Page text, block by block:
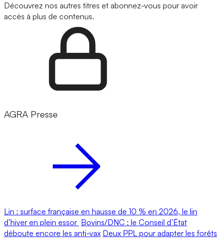
Découvrez nos autres titres et abonnez-vous pour avoir
accès à plus de contenus.
AGRA Presse
Lin : surface française en hausse de 10 % en 2026, le lin
d’hiver en plein essor Bovins/DNC : le Conseil d’État
déboute encore les anti-vax Deux PPL pour adapter les forêts